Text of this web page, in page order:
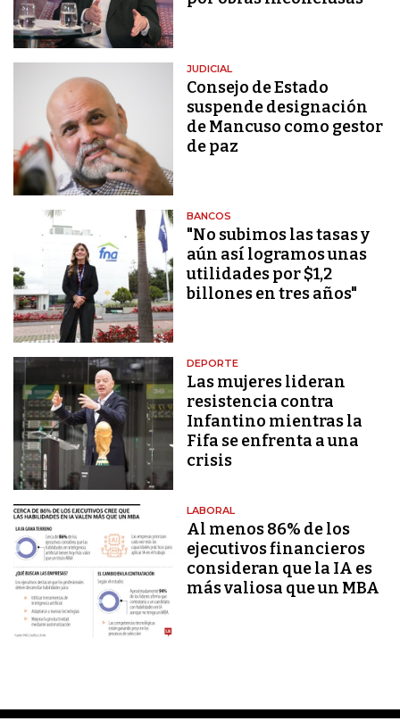
JUDICIAL
Consejo de Estado
suspende designación
de Mancuso como gestor
de paz
BANCOS
"No subimos las tasas y
aún así logramos unas
utilidades por $1,2
billones en tres años"
DEPORTE
Las mujeres lideran
resistencia contra
Infantino mientras la
Fifa se enfrenta a una
crisis
LABORAL
Al menos 86% de los
ejecutivos financieros
consideran que la IA es
más valiosa que un MBA